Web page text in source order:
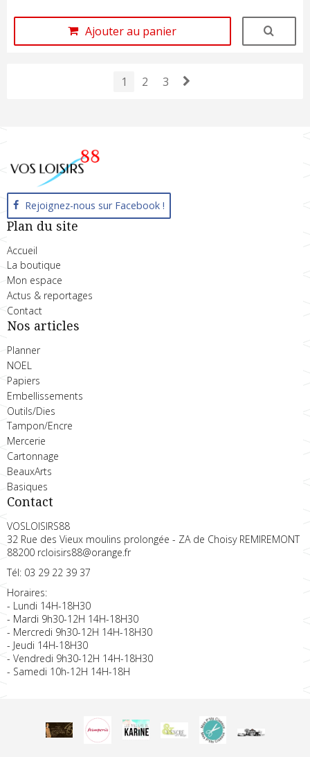
Ajouter au panier
1 2 3
Rejoignez-nous sur Facebook !
Plan du site
Accueil
La boutique
Mon espace
Actus & reportages
Contact
Nos articles
Planner
NOEL
Papiers
Embellissements
Outils/Dies
Tampon/Encre
Mercerie
Cartonnage
BeauxArts
Basiques
Contact
VOSLOISIRS88
32 Rue des Vieux moulins prolongée - ZA de Choisy REMIREMONT
88200 rcloisirs88@orange.fr
Tél: 03 29 22 39 37
Horaires:
- Lundi 14H-18H30
- Mardi 9h30-12H 14H-18H30
- Mercredi 9h30-12H 14H-18H30
- Jeudi 14H-18H30
- Vendredi 9h30-12H 14H-18H30
- Samedi 10h-12H 14H-18H